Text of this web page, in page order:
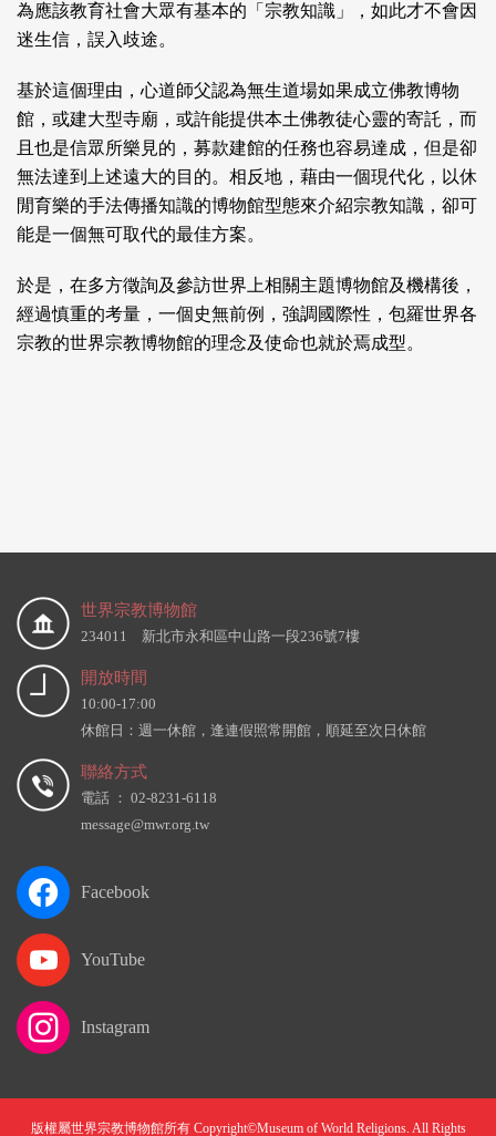
為應該教育社會大眾有基本的「宗教知識」，如此才不會因
迷生信，誤入歧途。
基於這個理由，心道師父認為無生道場如果成立佛教博物
館，或建大型寺廟，或許能提供本土佛教徒心靈的寄託，而
且也是信眾所樂見的，募款建館的任務也容易達成，但是卻
無法達到上述遠大的目的。相反地，藉由一個現代化，以休
閒育樂的手法傳播知識的博物館型態來介紹宗教知識，卻可
能是一個無可取代的最佳方案。
於是，在多方徵詢及參訪世界上相關主題博物館及機構後，
經過慎重的考量，一個史無前例，強調國際性，包羅世界各
宗教的世界宗教博物館的理念及使命也就於焉成型。
世界宗教博物館
234011 新北市永和區中山路一段236號7樓
開放時間
10:00-17:00
休館日：週一休館，逢連假照常開館，順延至次日休館
聯絡方式
電話 ： 02-8231-6118
message@mwr.org.tw
Facebook
YouTube
Instagram
版權屬世界宗教博物館所有 Copyright©Museum of World Religions. All Rights